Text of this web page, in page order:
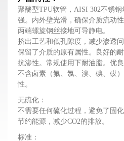
聚醚型TPU软管，AISI 302不锈
强。内外壁光滑，确保介质流动
两端螺旋钢丝接地可导静电。
挤出工艺和低孔隙度，减少渗透
保留了介质的原有属性。良好的
抗渗性。常规使用下耐油脂。优
不含卤素（氟、氯、溴、碘、砹
性。
无硫化：
不需要任何硫化过程，避免了固
节约能源，减少CO2的排放。
标准：